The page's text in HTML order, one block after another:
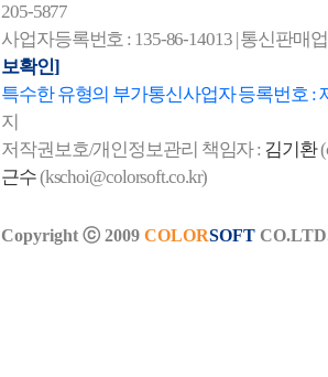
205-5877
사업자등록번호 : 135-86-14013 | 통신판매
보확인]
특수한 유형의 부가통신사업자 등록번호 :
지
저작권보호/개인정보관리 책임자 : 김기환
근수(kschoi@colorsoft.co.kr)
Copyright ⓒ 2009 COLORSOFT